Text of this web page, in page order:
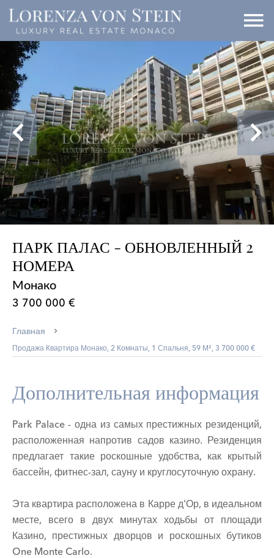
ПАРК ПАЛАС - ОБНОВЛЕННЫЙ 2
НОМЕРА
Монако
3 700 000 €
Главная
Продажа Квартира Монако, 2 Комнаты, 1 Спальня, 59 М², 3 700 000 €
Дополнительная информация
Park Palace - одна из самых престижных резиденций,
расположенная напротив садов казино. Резиденция
предлагает такие роскошные удобства, как крытый
бассейн, фитнес-зал, сауну и круглосуточную охрану.
Эта квартира расположена в Карре д'Ор, в идеальном
месте, всего в двух минутах ходьбы от площади
Казино, престижных дворцов и роскошных бутиков
One Monte Carlo.